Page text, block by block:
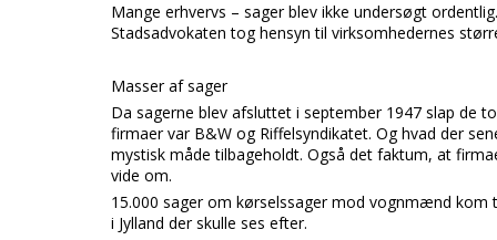
Mange erhvervs – sager blev ikke undersøgt
Stadsadvokaten tog hensyn til virksomhedernes
Masser af sager
Da sagerne blev afsluttet i september 1947 slap de
firmaer var B&W og Riffelsyndikatet. Og hvad der
mystisk måde tilbageholdt. Også det faktum, at
vide om.
15.000 sager om kørselssager mod vognmænd kom
i Jylland der skulle ses efter.